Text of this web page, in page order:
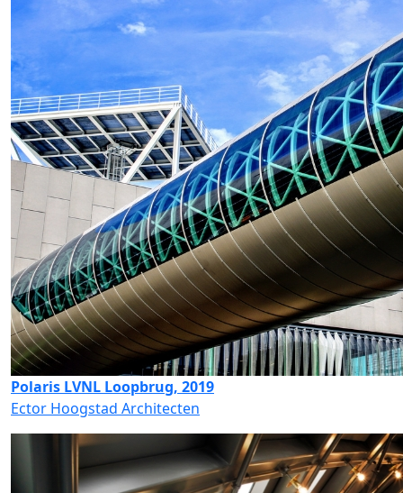
Polaris LVNL Loopbrug, 2019
Ector Hoogstad Architecten